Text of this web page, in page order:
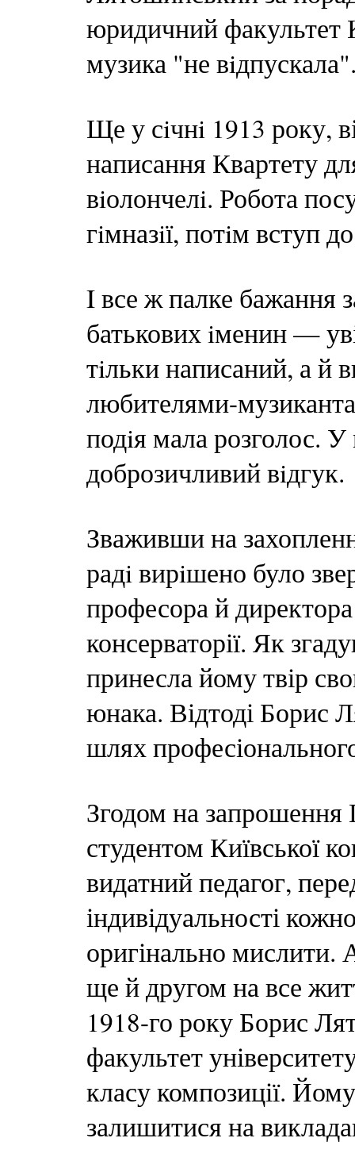
юридичний факультет
музика "не
Ще у сiчнi 1913 року,
написання Квартету
вiолончелi. Робота
гiмназiї, потiм вступ
I все ж палке бажання
батькових iменин —
тiльки написаний, а й
любителями-
подiя мала розголос. У
доброзичливий вiдгук.
Зваживши на
радi вирiшено було
професора й
консерваторії. Як
принесла йому твір
юнака. Відтоді Борис
шлях
Згодом на запрошення
студентом Київської
видатний педагог,
індивідуальності
оригінально мислити.
ще й другом на все
1918-го року Борис
факультет
класу композиції.
залишитися на